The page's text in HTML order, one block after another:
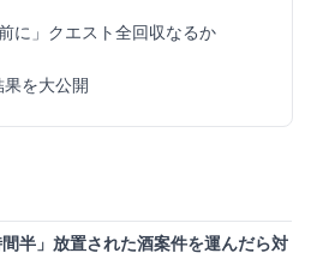
に」クエスト全回収なるか
を大公開
半」放置された酒案件を運んだら対